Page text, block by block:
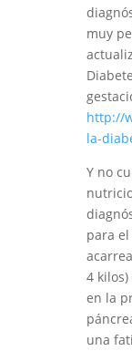
muy
http://
la-
Y no
para
4
en la
una